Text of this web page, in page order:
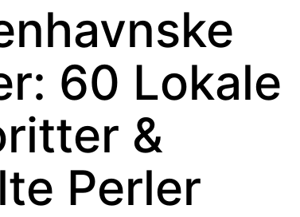
60 Lokale
&
Perler